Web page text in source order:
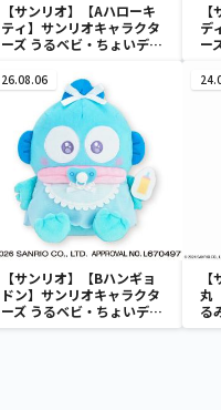
【サンリオ】【Aハローキ
ティ】サンリオキャラクタ
ーズ うるベビ・ちょいデカ
デ
ー
26.08.06
【サンリオ】【Bハンギョ
ドン】サンリオキャラクタ
ーズ うるベビ・ちょいデカ
ドール
丸
る